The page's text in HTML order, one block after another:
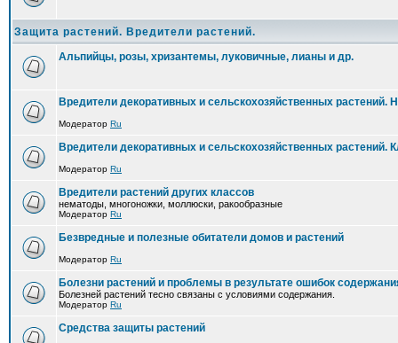
Защита растений. Вредители растений.
Альпийцы, розы, хризантемы, луковичные, лианы и др.
Вредители декоративных и сельскохозяйственных растений.
Модератор Ru
Вредители декоративных и сельскохозяйственных растений.
Модератор Ru
Вредители растений других классов
нематоды, многоножки, моллюски, ракообразные
Модератор Ru
Безвредные и полезные обитатели домов и растений
Модератор Ru
Болезни растений и проблемы в результате ошибок
Болезней растений тесно связаны с условиями содержания.
Модератор Ru
Средства защиты растений